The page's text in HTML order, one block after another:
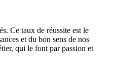
Ce taux de réussite est le
et du bon sens de nos
qui le font par passion et